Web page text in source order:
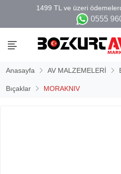
0555
Anasayfa AV MALZEMELERİ
Bıçaklar MORAKNIV